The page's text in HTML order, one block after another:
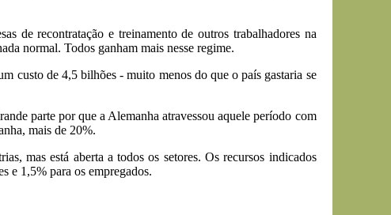
de recontratação e treinamento de outros trabalhadores na
normal. Todos ganham mais nesse regime.
custo de 4,5 bilhões - muito menos do que o país gastaria se
parte por que a Alemanha atravessou aquele período com
mais de 20%.
mas está aberta a todos os setores. Os recursos indicados
e 1,5% para os empregados.